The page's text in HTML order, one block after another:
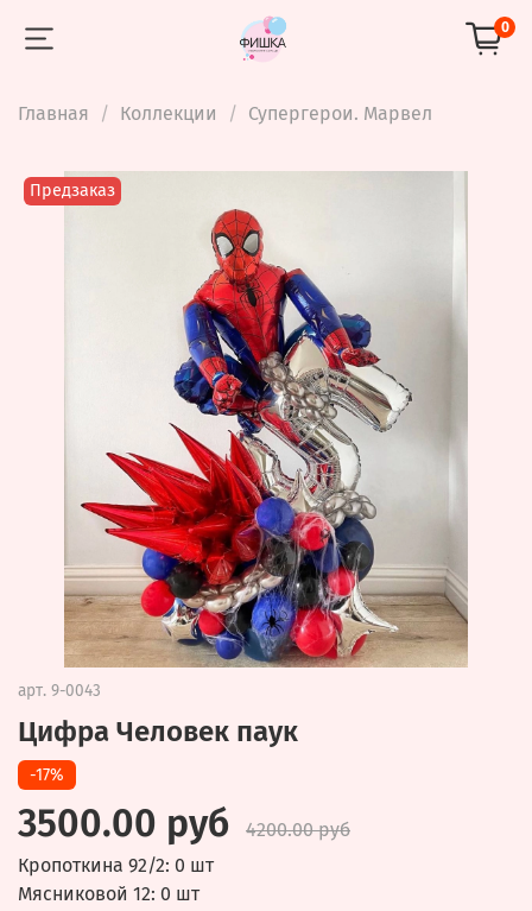
0
Главная Коллекции Супергерои. Марвел
Предзаказ
арт. 9-0043
Цифра Человек паук
-17%
3500.00 руб
4200.00 руб
Кропоткина 92/2: 0 шт
Мясниковой 12: 0 шт